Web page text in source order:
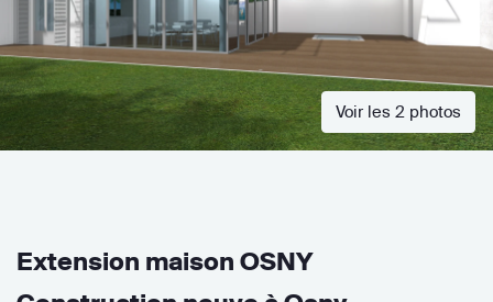
Voir les 2 photos
Extension maison OSNY